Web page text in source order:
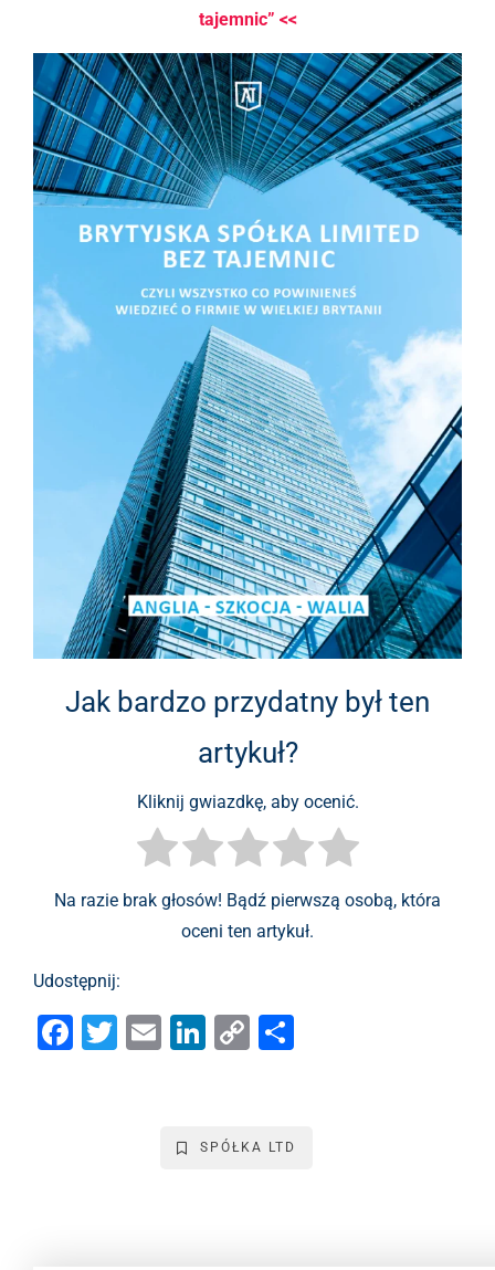
tajemnic” <<
Jak bardzo przydatny był ten
artykuł?
Kliknij gwiazdkę, aby ocenić.
Na razie brak głosów! Bądź pierwszą osobą, która
oceni ten artykuł.
Udostępnij:
F
T
E
Li
e
C
y
SPÓŁKA LTD